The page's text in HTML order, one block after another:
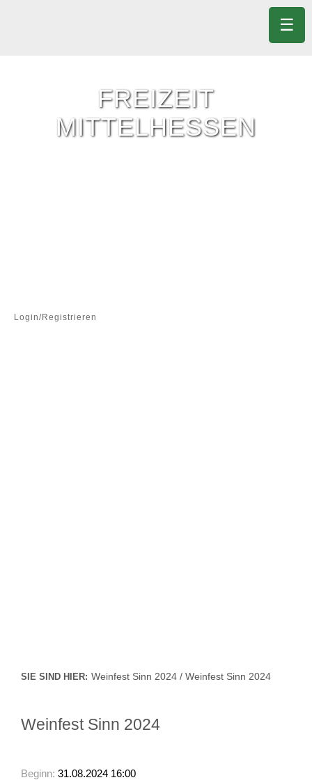
FREIZEIT
MITTELHESSEN
Login/Registrieren
SIE SIND HIER: Weinfest Sinn 2024 / Weinfest Sinn 2024
Weinfest Sinn 2024
Beginn: 31.08.2024 16:00
☰